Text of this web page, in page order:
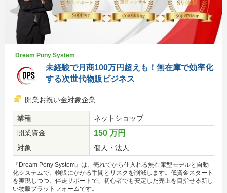
Dream Pony System
未経験で月商100万円超えも！無在庫で効率化
する次世代物販ビジネス
開業お祝い金対象企業
業種
ネットショップ
開業資金
150 万円
対象 個人・法人
『Dream Pony System』は、売れてから仕入れる無在庫型モデルと自動
化システムで、物販にかかる手間とリスクを削減します。低資金スタート
を実現しつつ、伴走サポートで、初心者でも安定した売上を目指せる新し
い物販プラットフォームです。